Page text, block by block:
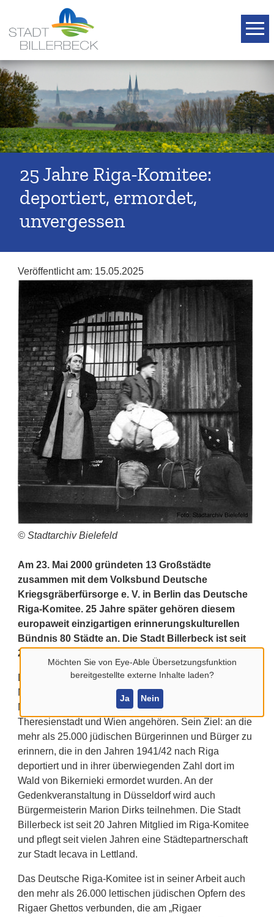
Möchten Sie von Eye-Able Übersetzungsfunktion
bereitgestellte externe Inhalte laden?
Ja Nein
25 Jahre Riga-Komitee:
deportiert, ermordet,
unvergessen
Veröffentlicht am: 15.05.2025
© Stadtarchiv Bielefeld
Am 23. Mai 2000 gründeten 13 Großstädte
zusammen mit dem Volksbund Deutsche
Kriegsgräberfürsorge e. V. in Berlin das Deutsche
Riga-Komitee. 25 Jahre später gehören diesem
europaweit einzigartigen erinnerungskulturellen
Bündnis 80 Städte an. Die Stadt Billerbeck ist seit
2005 dabei.
Düsseldorf ist der Schauplatz, wenn am Dienstag, 20.
Mai, Gründung und Entwicklung des Komitees im
Mittelpunkt stehen, dem auch Brünn, Prag, Riga,
Theresienstadt und Wien angehören. Sein Ziel: an die
mehr als 25.000 jüdischen Bürgerinnen und Bürger zu
erinnern, die in den Jahren 1941/42 nach Riga
deportiert und in ihrer überwiegenden Zahl dort im
Wald von Bikernieki ermordet wurden. An der
Gedenkveranstaltung in Düsseldorf wird auch
Bürgermeisterin Marion Dirks teilnehmen. Die Stadt
Billerbeck ist seit 20 Jahren Mitglied im Riga-Komitee
und pflegt seit vielen Jahren eine Städtepartnerschaft
zur Stadt Iecava in Lettland.
Das Deutsche Riga-Komitee ist in seiner Arbeit auch
den mehr als 26.000 lettischen jüdischen Opfern des
Rigaer Ghettos verbunden, die am „Rigaer